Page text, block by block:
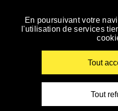
Skip
toShort films 8
En poursuivant votre
l'utilisation de services
Tout
Tout